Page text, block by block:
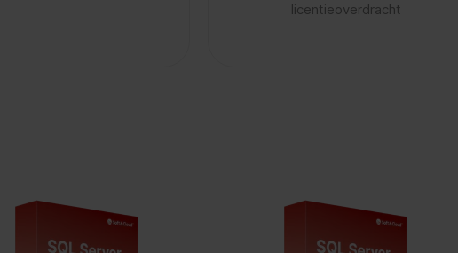
licentieoverdracht